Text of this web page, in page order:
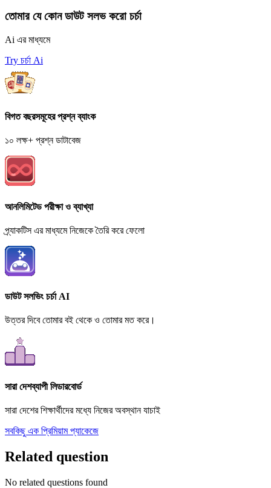
তোমার যে কোন ডাউট সলভ করো চর্চা
Ai এর মাধ্যমে
Try চর্চা Ai
বিগত বছরসমূহের প্রশ্ন ব্যাংক
১০ লক্ষ+ প্রশ্ন ডাটাবেজ
আনলিমিটেড পরীক্ষা ও ব্যাখ্যা
প্র্যাকটিস এর মাধ্যমে নিজেকে তৈরি করে ফেলো
ডাউট সলভিং চর্চা AI
উত্তর দিবে তোমার বই থেকে ও তোমার মত করে।
সারা দেশব্যাপী লিডারবোর্ড
সারা দেশের শিক্ষার্থীদের মধ্যে নিজের অবস্থান যাচাই
সবকিছু এক প্রিমিয়াম প্যাকেজে
Related question
No related questions found